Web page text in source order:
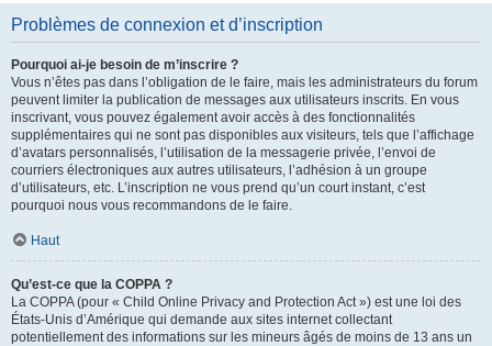
Problèmes de connexion et d’inscription
Pourquoi ai-je besoin de m’inscrire ?
Vous n’êtes pas dans l’obligation de le faire, mais les administrateurs du forum
peuvent limiter la publication de messages aux utilisateurs inscrits. En vous
inscrivant, vous pouvez également avoir accès à des fonctionnalités
supplémentaires qui ne sont pas disponibles aux visiteurs, tels que l’affichage
d’avatars personnalisés, l’utilisation de la messagerie privée, l’envoi de
courriers électroniques aux autres utilisateurs, l’adhésion à un groupe
d’utilisateurs, etc. L’inscription ne vous prend qu’un court instant, c’est
pourquoi nous vous recommandons de le faire.
Haut
Qu’est-ce que la COPPA ?
La COPPA (pour « Child Online Privacy and Protection Act ») est une loi des
États-Unis d’Amérique qui demande aux sites internet collectant
potentiellement des informations sur les mineurs âgés de moins de 13 ans un